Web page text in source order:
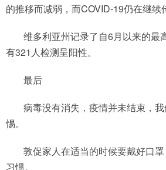
的推移而减弱，而COVID-19仍在继续
维多利亚州记录了自6月以来的最
有321人检测呈阳性。
最后
病毒没有消失，疫情并未结束，
惕。
敦促家人在适当的时候要戴好口
习惯。